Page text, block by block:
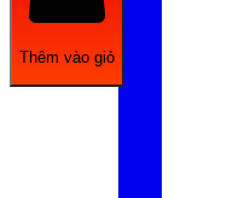
Thêm vào giỏ